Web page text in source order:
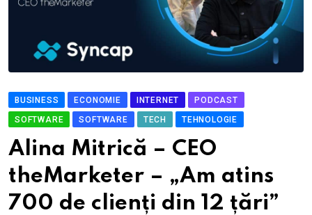
BUSINESS ECONOMIE INTERNET
PODCAST
SOFTWARE
SOFTWARE TECH TEHNOLOGIE
Alina Mitrică – CEO
theMarketer – „Am atins
700 de clienți din 12 țări”